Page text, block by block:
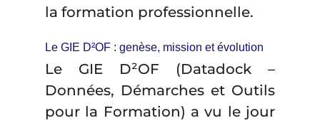
la formation professionnelle.
Le GIE D²OF : genèse, mission et évolution
Le GIE D²OF (Datadock –
Données, Démarches et Outils
pour la Formation) a vu le jour